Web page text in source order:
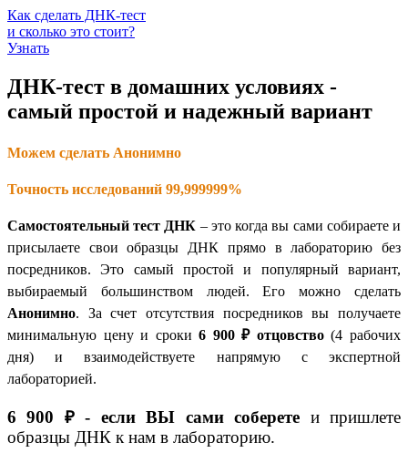
Как сделать ДНК-тест
и сколько это стоит?
Узнать
ДНК-тест в домашних условиях -
самый простой и надежный вариант
Можем сделать Анонимно
Точность исследований 99,999999%
Самостоятельный тест ДНК – это когда вы сами собираете и
присылаете свои образцы ДНК прямо в лабораторию без
посредников. Это самый простой и популярный вариант,
выбираемый большинством людей. Его можно сделать
Анонимно. За счет отсутствия посредников вы получаете
минимальную цену и сроки6 900 ₽ отцовство(4 рабочих
дня) и взаимодействуете напрямую с экспертной
лабораторией.
6 900 ₽ - если ВЫ сами соберете и пришлете
образцы ДНК к нам в лабораторию.